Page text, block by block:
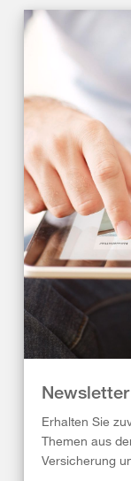
Newsletter
Erhalten Sie
Themen aus
Versicherung